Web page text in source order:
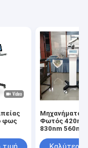
φως
Μηχανήματα
Φωτός 420nm
830nm 560nm